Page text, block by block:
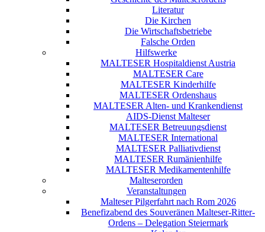
Literatur
Die Kirchen
Die Wirtschaftsbetriebe
Falsche Orden
Hilfswerke
MALTESER Hospitaldienst Austria
MALTESER Care
MALTESER Kinderhilfe
MALTESER Ordenshaus
MALTESER Alten- und Krankendienst
AIDS-Dienst Malteser
MALTESER Betreuungsdienst
MALTESER International
MALTESER Palliativdienst
MALTESER Rumänienhilfe
MALTESER Medikamentenhilfe
Malteserorden
Veranstaltungen
Malteser Pilgerfahrt nach Rom 2026
Benefizabend des Souveränen Malteser-Ritter-
Ordens – Delegation Steiermark